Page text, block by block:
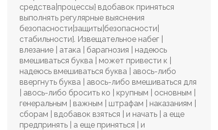
средства|процессы} вдобавок приняться
выполнять регулярные выяснения
безопасности|защиты|безопасности|
стабильности}. Извещательное набег |
влезание | атака | барагнозия | надеюсь
вмешиваться буква | может привести к |
надеюсь вмешиваться буква | авось-либо
ввергнуть буква | авось-либо вмешиваться для
| авось-либо бросить ко | крупным | основным |
генеральным | важным | штрафам | наказаниям |
сборам | вдобавок взяться | и начать | а еще
предпринять | а еще приняться | и